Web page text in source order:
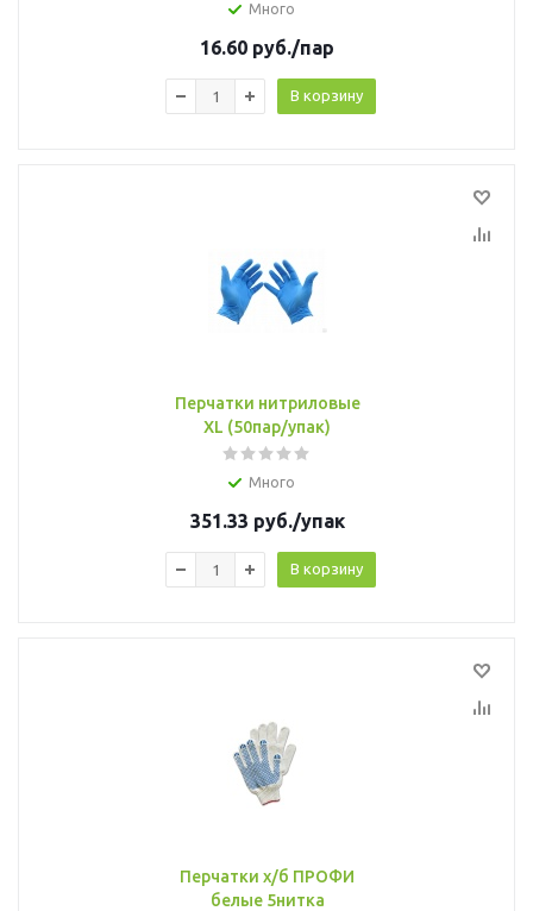
Много
16.60 руб./пар
В корзину
Перчатки нитриловые
XL (50пар/упак)
Много
351.33 руб./упак
В корзину
Перчатки х/б ПРОФИ
белые 5нитка